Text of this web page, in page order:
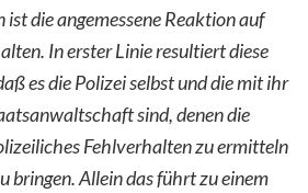
die angemessene Reaktion auf
In erster Linie resultiert diese
es die Polizei selbst und die mit ihr
sind, denen die
Fehlverhalten zu ermitteln
bringen. Allein das führt zu einem